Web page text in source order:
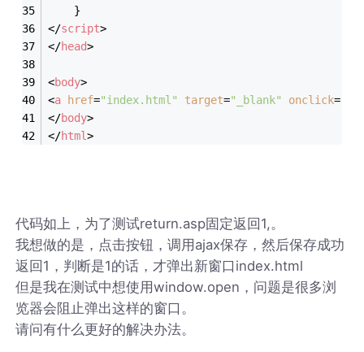
    }
</script>
</head>
<body>
<a href="index.html" target="_blank" onclick=
</body>
</html>
代码如上，为了测试return.asp固定返回1,。
我想做的是，点击按钮，调用ajax保存，然后保存成功
返回1，判断是1的话，才弹出新窗口index.html
但是我在测试中想使用window.open，问题是很多浏
览器会阻止弹出这样的窗口。
请问有什么更好的解决办法。